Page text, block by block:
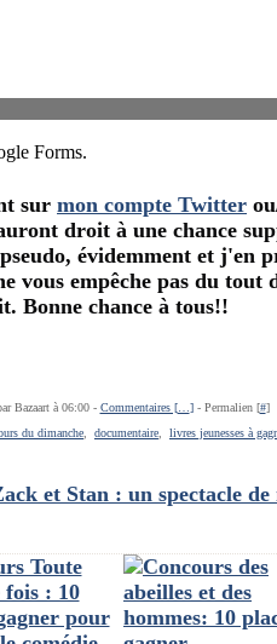
sur mon compte Twitter
droit à une chance
évidemment et j'en
vous empêche pas du tout
. Bonne chance à tous!!
Bazaart à 06:00 - Commentaires [… ]- Permalien [#]
du dimanche documentaire livres jeunesses à